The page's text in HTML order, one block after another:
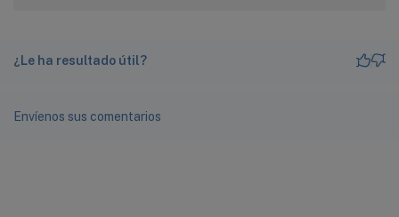
¿Le ha resultado útil?
Envíenos sus comentarios